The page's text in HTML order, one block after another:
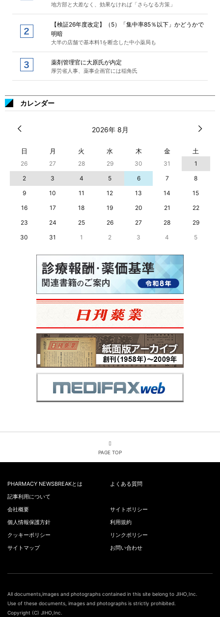
地方部と大差なく、効果なければ「さらなる方策」
【検証26年度改定】（5）「集中率85％以下」かどうかで
明暗
大半の店舗で基本料1を断念した中小薬局も
薬剤管理官に大原氏が内定
厚労省人事、薬事企画官には稲角氏
カレンダー
2026年 8月
日 月 火 水 木 金 土
26 27 28 29 30 31
1
2
3 4 5 6 7
8
9
10 11 12 13 14
15
16
17 18 19 20 21
22
23
24 25 26 27 28
29
30
31 1 2 3 4 5
PAGE TOP
PHARMACY NEWSBREAKとは
よくある質問
記事利用について
会社概要
サイトポリシー
個人情報保護方針
利用規約
クッキーポリシー
リンクポリシー
サイトマップ
お問い合わせ
All documents,images and photographs contained in this site belong to JIHO,Inc.
Use of these documents, images and photographs is strictly prohibited.
Copyright (C) JIHO,Inc.